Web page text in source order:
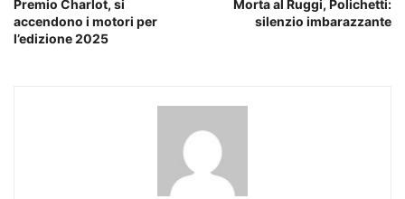
Premio Charlot, si
accendono i motori per
l’edizione 2025
Morta al Ruggi, Polichetti:
silenzio imbarazzante